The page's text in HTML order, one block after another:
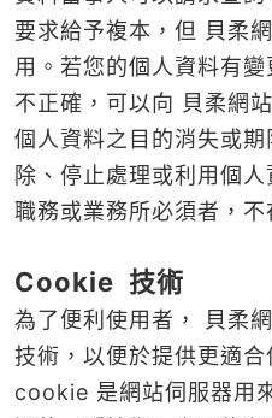
要求給予複本，但 貝柔
用。若您的個人資料有
不正確，可以向 貝柔網
個人資料之目的消失或
除、停止處理或利用個
職務或業務所必須者，不
Cookie 技術
為了便利使用者， 貝柔
技術，以便於提供更適合
cookie 是網站伺服器用